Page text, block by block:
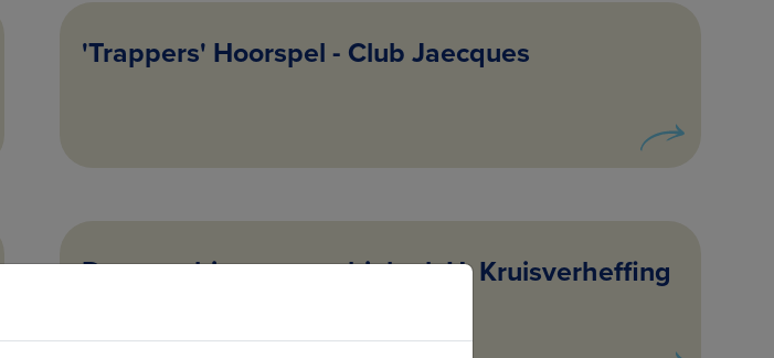
'Trappers' Hoorspel - Club Jaecques
De parochie en parochiekerk H. Kruisverheffing